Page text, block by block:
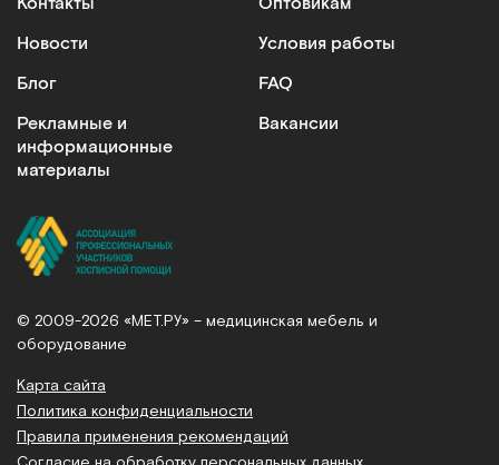
Сообщить о поступлении
1400*700*100 мм
ткани Комфорт
Под заказАрт.7462
Новости
Блог
Рекламные и
информационные
материалы
Условия работы
FAQ
Вакансии
© 2009-2026 «МЕТ.РУ» – медицинская мебель и
оборудование
Карта сайта
Политика конфиденциальности
Правила применения рекомендаций
Согласие на обработку персональных данных